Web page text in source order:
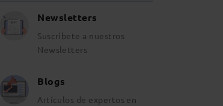
Newsletters
Suscríbete a nuestros
Newsletters
Blogs
Artículos de expertos en